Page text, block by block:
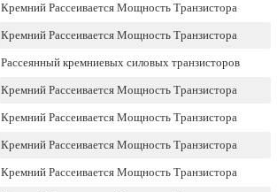
Кремний Рассеивается Мощность Транзистора
Кремний Рассеивается Мощность Транзистора
Рассеянный кремниевых силовых транзисторов
Кремний Рассеивается Мощность Транзистора
Кремний Рассеивается Мощность Транзистора
Кремний Рассеивается Мощность Транзистора
Кремний Рассеивается Мощность Транзистора